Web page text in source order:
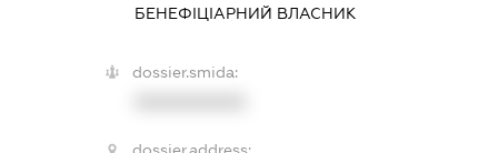
БЕНЕФІЦІАРНИЙ ВЛАСНИК
dossier.smida: